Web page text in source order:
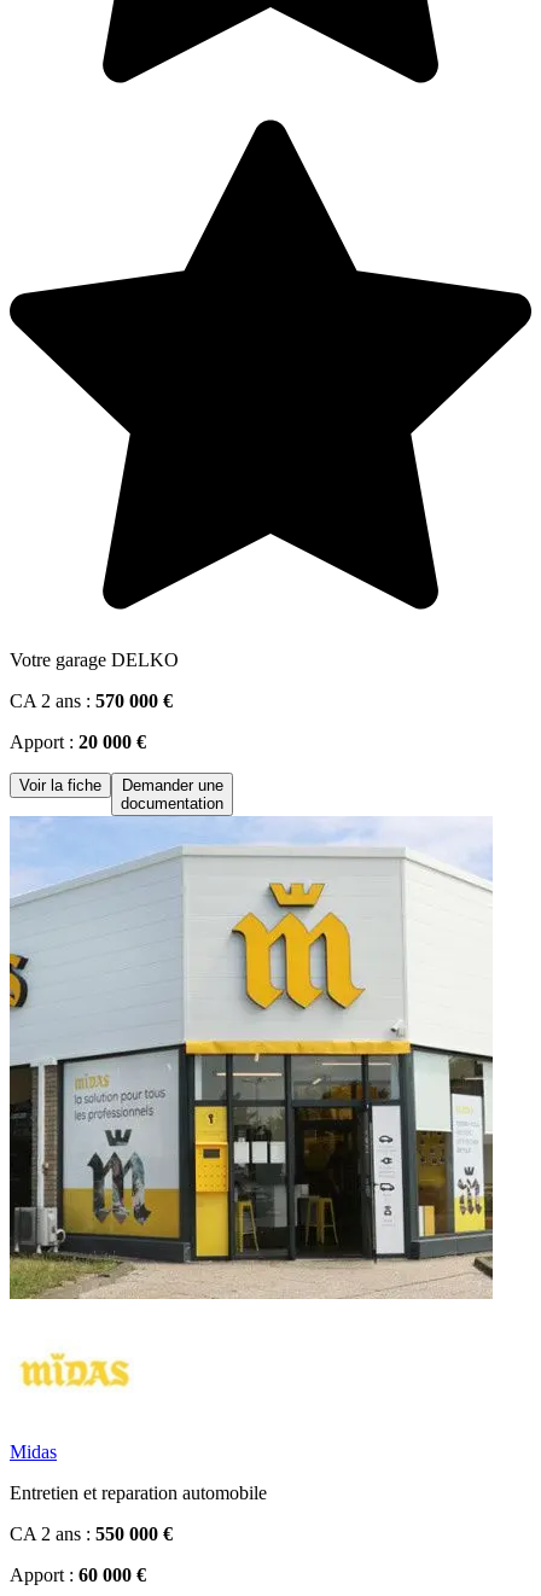
Votre garage DELKO
CA 2 ans : 570 000 €
Apport : 20 000 €
Voir la fiche
Demander une
documentation
Midas
Entretien et reparation automobile
CA 2 ans : 550 000 €
Apport : 60 000 €